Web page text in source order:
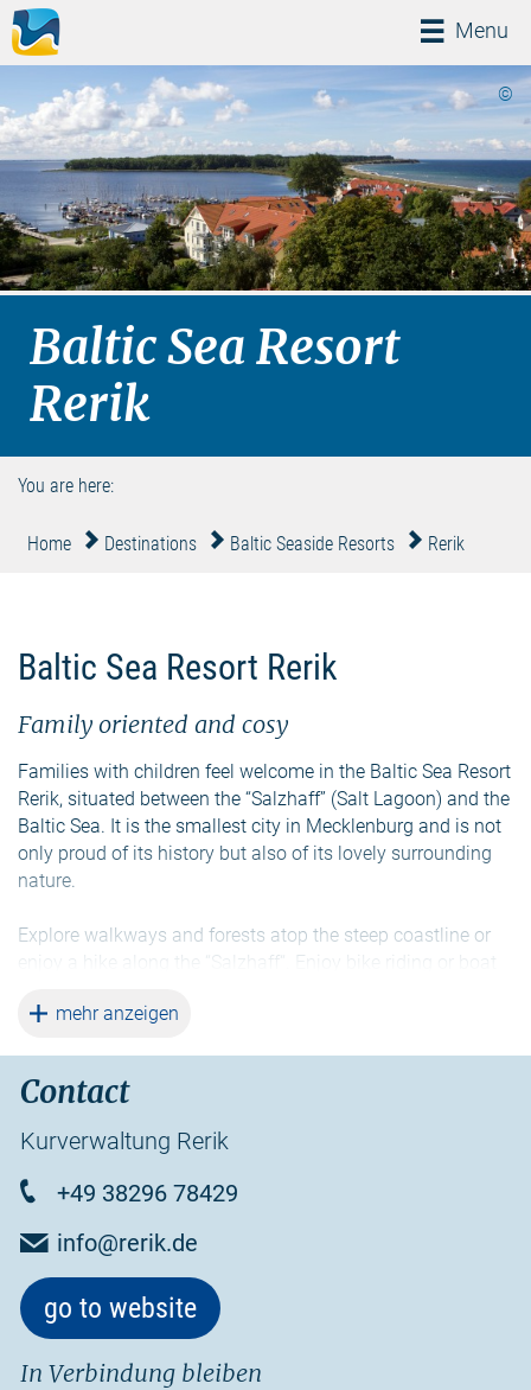
Menü
Menu
©
Baltic Sea Resort
Rerik
You are here:
Home Destinations Baltic Seaside Resorts Rerik
Contact
Kurverwaltung Rerik
+49 38296 78429
info@rerik.de
go to website
In Verbindung bleiben
Baltic Sea Resort Rerik
Family oriented and cosy
Families with children feel welcome in the Baltic Sea Resort
Rerik, situated between the “Salzhaff” (Salt Lagoon) and the
Baltic Sea. It is the smallest city in Mecklenburg and is not
only proud of its history but also of its lovely surrounding
nature.
Explore walkways and forests atop the steep coastline or
enjoy a hike along the “Salzhaff“. Enjoy bike riding or boat
some historic burial sites or tour one of the most beautiful
The annual festival of lights attracts thousands every year.
weiterlesen
mehr anzeigen